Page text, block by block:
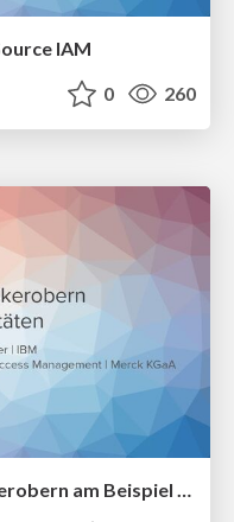
IAM
0 260
Digitale Souveränität zurückerobern am Beispiel digitaler Identitäten